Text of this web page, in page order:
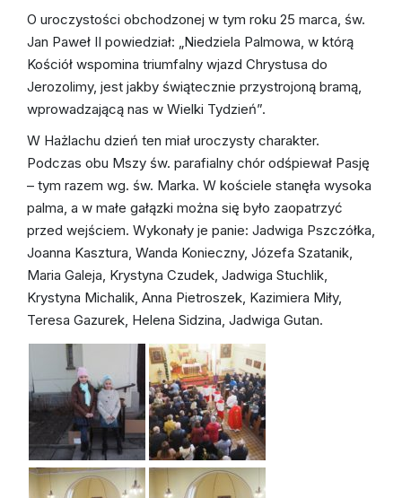
Ruchy katolickie w parafii
O uroczystości obchodzonej w tym roku 25 marca, św.
Jan Paweł II powiedział: „Niedziela Palmowa, w którą
Kościół wspomina triumfalny wjazd Chrystusa do
Jerozolimy, jest jakby świątecznie przystrojoną bramą,
wprowadzającą nas w Wielki Tydzień”.
W Hażlachu dzień ten miał uroczysty charakter.
Podczas obu Mszy św. parafialny chór odśpiewał Pasję
– tym razem wg. św. Marka. W kościele stanęła wysoka
palma, a w małe gałązki można się było zaopatrzyć
przed wejściem. Wykonały je panie: Jadwiga Pszczółka,
Joanna Kasztura, Wanda Konieczny, Józefa Szatanik,
Maria Galeja, Krystyna Czudek, Jadwiga Stuchlik,
Krystyna Michalik, Anna Pietroszek, Kazimiera Miły,
Teresa Gazurek, Helena Sidzina, Jadwiga Gutan.